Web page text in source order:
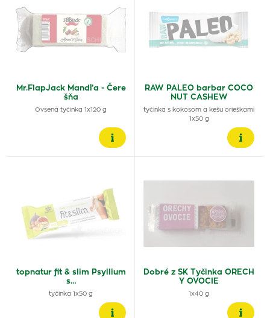
Mr.FlapJack Mandľa - Čere
šňa
Ovsená tyčinka 1x120 g
RAW PALEO barbar COCO
NUT CASHEW
tyčinka s kokosom a kešu orieškami
1x50 g
topnatur fit & slim Psyllium
s…
tyčinka 1x50 g
Dobré z SK Tyčinka ORECH
Y OVOCIE
1x40 g